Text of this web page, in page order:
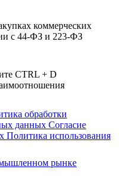
коммерческих
с 44-ФЗ и 223-ФЗ
CTRL + D
обработки
данных Согласие
Политика использования
рынке